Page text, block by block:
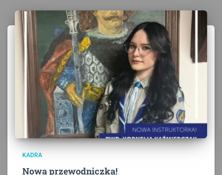
KADRA
Nowa przewodniczka!